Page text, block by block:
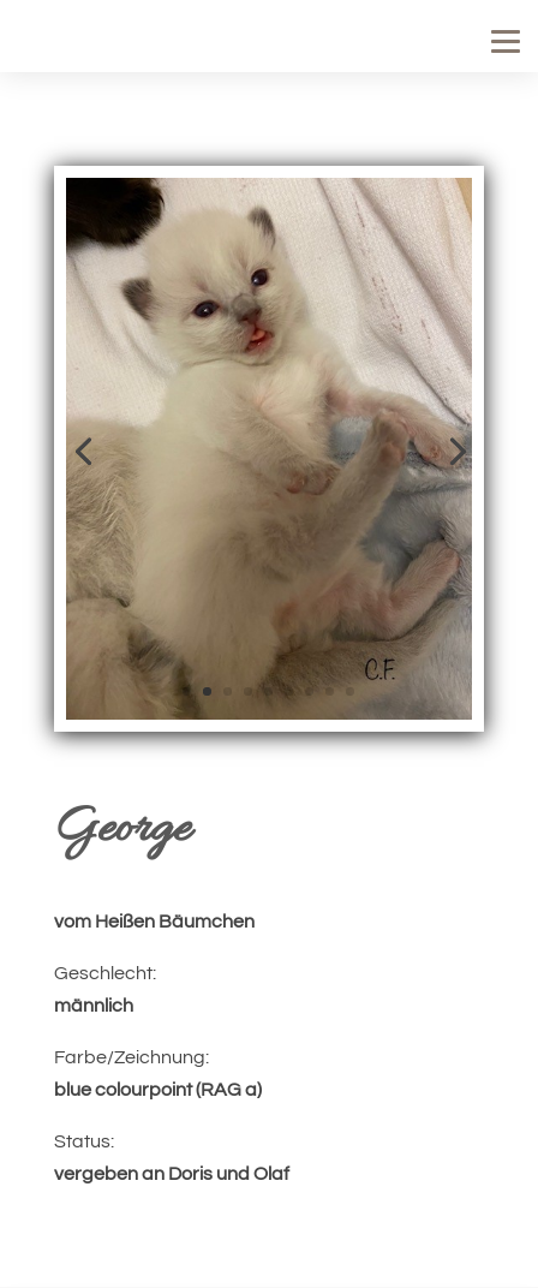
George
vom Heißen Bäumchen
Geschlecht:
männlich
Farbe/Zeichnung:
blue colourpoint (RAG a)
Status:
vergeben an Doris und Olaf